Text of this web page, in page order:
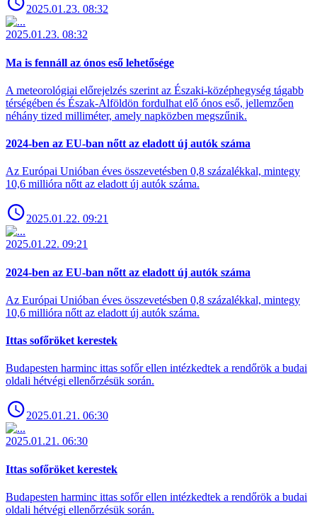
2025.01.23. 08:32
2025.01.23. 08:32
Ma is fennáll az ónos eső lehetősége
A meteorológiai előrejelzés szerint az Északi-középhegység tágabb
térségében és Észak-Alföldön fordulhat elő ónos eső, jellemzően
néhány tized milliméter, amely napközben megszűnik.
2024-ben az EU-ban nőtt az eladott új autók száma
Az Európai Unióban éves összevetésben 0,8 százalékkal, mintegy
10,6 millióra nőtt az eladott új autók száma.
2025.01.22. 09:21
2025.01.22. 09:21
2024-ben az EU-ban nőtt az eladott új autók száma
Az Európai Unióban éves összevetésben 0,8 százalékkal, mintegy
10,6 millióra nőtt az eladott új autók száma.
Ittas sofőröket kerestek
Budapesten harminc ittas sofőr ellen intézkedtek a rendőrök a budai
oldali hétvégi ellenőrzésük során.
2025.01.21. 06:30
2025.01.21. 06:30
Ittas sofőröket kerestek
Budapesten harminc ittas sofőr ellen intézkedtek a rendőrök a budai
oldali hétvégi ellenőrzésük során.